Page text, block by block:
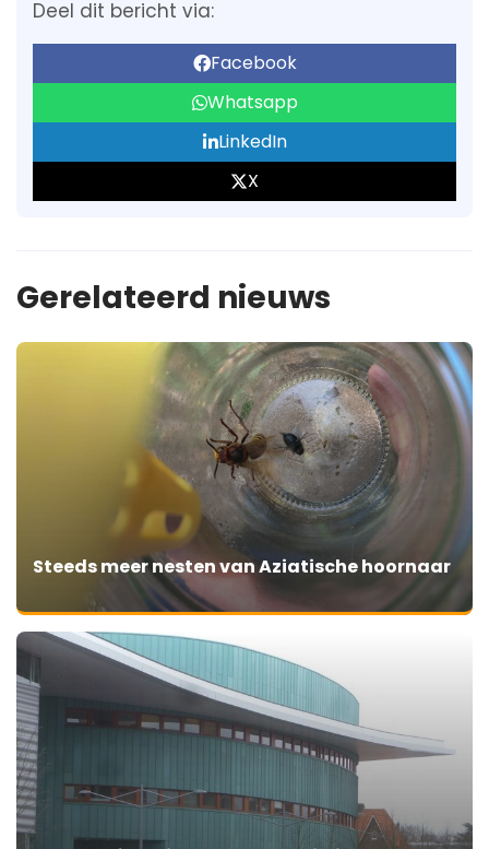
Deel dit bericht via:
Facebook
Whatsapp
LinkedIn
X
Gerelateerd nieuws
Steeds meer nesten van Aziatische hoornaar